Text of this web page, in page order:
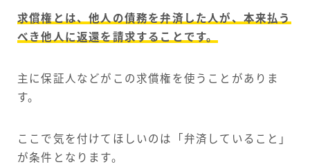
求償権とは、他人の債務を弁済した人が、本来払う
べき他人に返還を請求することです。
主に保証人などがこの求償権を使うことがありま
す。
ここで気を付けてほしいのは「弁済していること」
が条件となります。